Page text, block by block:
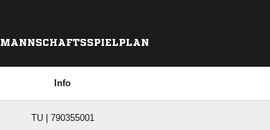
MANNSCHAFTSSPIELPLAN
Info
TU | 790355001